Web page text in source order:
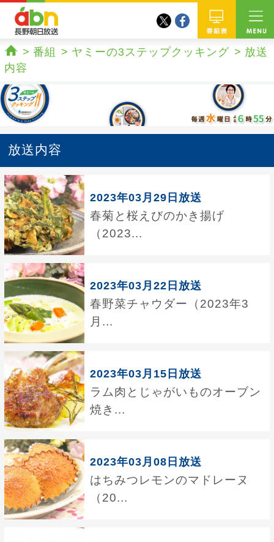
番組
twitterfacebook
ホーム
番組 ヤミーの3ステップクッキング
放送
内容
放送内容
2023年03月29日放送
春菊と桜えびのかき揚げ
（2023...
2023年03月22日放送
春野菜チャウダー（2023年3
月...
2023年03月15日放送
ラム肉とじゃがいものオーブン
焼き...
2023年03月08日放送
はちみつレモンのマドレーヌ
（20...